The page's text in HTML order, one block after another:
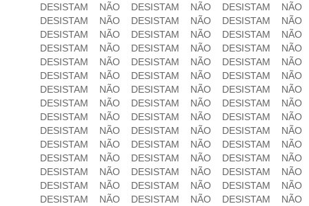
DESISTAM NÃO DESISTAM NÃO DESISTAM NÃO
DESISTAM NÃO DESISTAM NÃO DESISTAM NÃO
DESISTAM NÃO DESISTAM NÃO DESISTAM NÃO
DESISTAM NÃO DESISTAM NÃO DESISTAM NÃO
DESISTAM NÃO DESISTAM NÃO DESISTAM NÃO
DESISTAM NÃO DESISTAM NÃO DESISTAM NÃO
DESISTAM NÃO DESISTAM NÃO DESISTAM NÃO
DESISTAM NÃO DESISTAM NÃO DESISTAM NÃO
DESISTAM NÃO DESISTAM NÃO DESISTAM NÃO
DESISTAM NÃO DESISTAM NÃO DESISTAM NÃO
DESISTAM NÃO DESISTAM NÃO DESISTAM NÃO
DESISTAM NÃO DESISTAM NÃO DESISTAM NÃO
DESISTAM NÃO DESISTAM NÃO DESISTAM NÃO
DESISTAM NÃO DESISTAM NÃO DESISTAM NÃO
DESISTAM NÃO DESISTAM NÃO DESISTAM NÃO